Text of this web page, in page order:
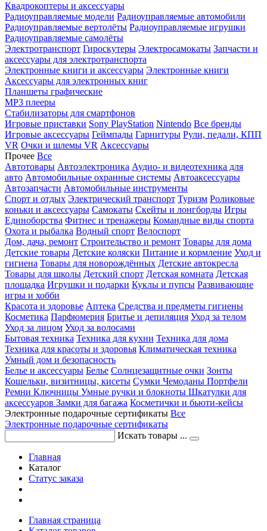
Квадрокоптеры и аксессуары
Радиоуправляемые модели Радиоуправляемые автомобили
Радиоуправляемые вертолёты Радиоуправляемые игрушки
Радиоуправляемые самолёты
Электротранспорт Гироскутеры Электросамокаты Запчасти и
аксессуары для электротранспорта
Электронные книги и аксессуары Электронные книги
Аксессуары для электронных книг
Планшеты графические
MP3 плееры
Стабилизаторы для смартфонов
Игровые приставки Sony PlayStation Nintendo Все бренды
Игровые аксессуары Геймпады Гарнитуры Рули, педали, КПП
VR Очки и шлемы VR Аксессуары
Прочее Все
Автотовары Автоэлектроника Аудио- и видеотехника для
авто Автомобильные охранные системы Автоаксессуары
Автозапчасти Автомобильные инструменты
Спорт и отдых Электрический транспорт Туризм Роликовые
коньки и аксессуары Самокаты Скейты и лонгборды Игры
Единоборства Фитнес и тренажеры Командные виды спорта
Охота и рыбалка Водный спорт Велоспорт
Дом, дача, ремонт Строительство и ремонт Товары для дома
Детские товары Детские коляски Питание и кормление Уход и
гигиена Товары для новорождённых Детские автокресла
Товары для школы Детский спорт Детская комната Детская
площадка Игрушки и подарки Куклы и пупсы Развивающие
игры и хобби
Красота и здоровье Аптека Средства и предметы гигиены
Косметика Парфюмерия Бритье и депиляция Уход за телом
Уход за лицом Уход за волосами
Бытовая техника Техника для кухни Техника для дома
Техника для красоты и здоровья Климатическая техника
Умный дом и безопасность
Белье и аксессуары Белье Солнцезащитные очки Зонты
Кошельки, визитницы, кисеты Сумки Чемоданы Портфели
Ремни Ключницы Умные ручки и блокноты Шкатулки для
аксессуаров Замки для багажа Косметички и бьюти-кейсы
Электронные подарочные сертификаты Все
Электронные подарочные сертификаты
Искать товары ...
Главная
Каталог
Статус заказа
Главная страница